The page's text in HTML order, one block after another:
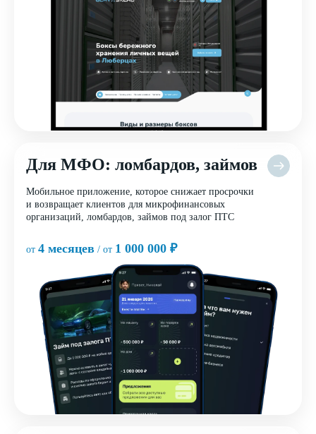
Для МФО: ломбардов, займов
Мобильное приложение, которое снижает просрочки
и возвращает клиентов для микрофинансовых
организаций, ломбардов, займов под залог ПТС
от 4 месяцев / от 1 000 000 ₽